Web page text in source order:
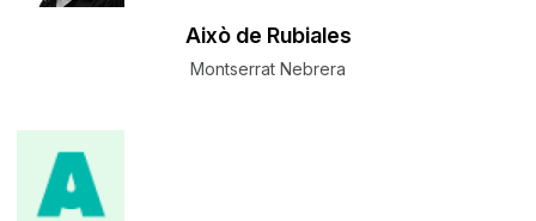
Això de Rubiales
Montserrat Nebrera